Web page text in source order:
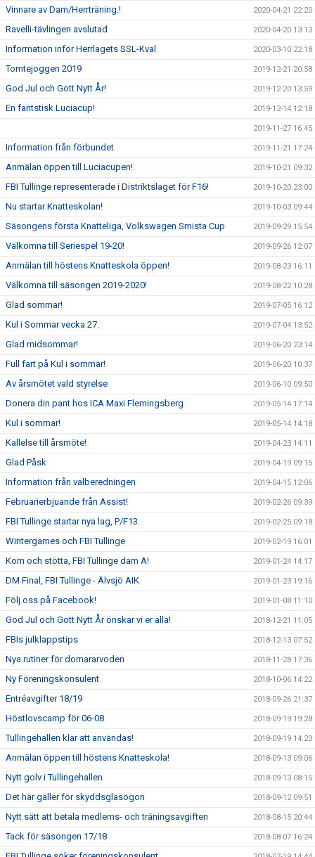
Vinnare av Dam/Herrträning.! 2020-04-21 22:20
Ravelli-tävlingen avslutad 2020-04-20 13:13
Information inför Herrlagets SSL-Kval 2020-03-10 22:18
Tomtejoggen 2019 2019-12-21 20:58
God Jul och Gott Nytt År! 2019-12-20 13:59
En fantstisk Luciacup! 2019-12-14 12:18
2019-11-27 16:45
Information från förbundet 2019-11-21 17:24
Anmälan öppen till Luciacupen! 2019-10-21 09:32
FBI Tullinge representerade i Distriktslaget för F16! 2019-10-20 23:00
Nu startar Knatteskolan! 2019-10-03 09:44
Säsongens första Knatteliga, Volkswagen Smista Cup 2019-09-29 15:54
Välkomna till Seriespel 19-20! 2019-09-26 12:07
Anmälan till höstens Knatteskola öppen! 2019-08-23 16:11
Välkomna till säsongen 2019-2020! 2019-08-22 10:28
Glad sommar! 2019-07-05 16:12
Kul i Sommar vecka 27. 2019-07-04 13:52
Glad midsommar! 2019-06-20 23:14
Full fart på Kul i sommar! 2019-06-20 10:37
Av årsmötet vald styrelse 2019-06-10 09:50
Donera din pant hos ICA Maxi Flemingsberg 2019-05-14 17:14
Kul i sommar! 2019-05-14 14:18
Kallelse till årsmöte! 2019-04-23 14:11
Glad Påsk 2019-04-19 09:15
Information från valberedningen 2019-04-15 12:06
Februarierbjuande från Assist! 2019-02-26 09:39
FBI Tullinge startar nya lag, P/F13. 2019-02-25 09:18
Wintergames och FBI Tullinge 2019-02-19 16:01
Kom och stötta, FBI Tullinge dam A! 2019-01-24 14:17
DM Final, FBI Tullinge - Älvsjö AIK 2019-01-23 19:16
Följ oss på Facebook! 2019-01-08 11:10
God Jul och Gott Nytt År önskar vi er alla! 2018-12-21 11:05
FBIs julklappstips 2018-12-13 07:52
Nya rutiner för domararvoden 2018-11-28 17:36
Ny Föreningskonsulent 2018-10-06 14:22
Entréavgifter 18/19 2018-09-26 21:37
Höstlovscamp för 06-08 2018-09-19 19:28
Tullingehallen klar att användas! 2018-09-19 14:23
Anmälan öppen till höstens Knatteskola! 2018-09-13 09:06
Nytt golv i Tullingehallen 2018-09-13 08:15
Det här gäller för skyddsglasögon 2018-09-12 09:51
Nytt sätt att betala medlems- och träningsavgiften 2018-08-15 20:44
Tack för säsongen 17/18 2018-08-07 16:24